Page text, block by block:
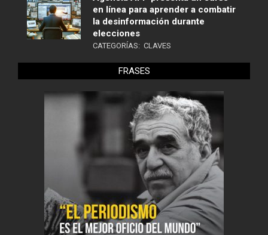
en línea para aprender a combatir
la desinformación durante
elecciones
CATEGORÍAS: CLAVES
FRASES